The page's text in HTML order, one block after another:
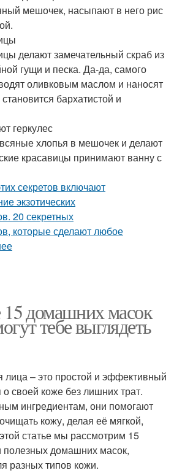
мешочек, насыпают в него рис
делают замечательный скраб из
гущи и песка. Да-да, самого
оливковым маслом и наносят
бархатистой и
геркулес
хлопья в мешочек и делают
красавицы принимают ванну с
15 домашних масок
тебе выглядеть
– это простой и эффективный
о своей коже без лишних трат.
ингредиентам, они помогают
кожу, делая её мягкой,
статье мы рассмотрим 15
домашних масок,
разных типов кожи.